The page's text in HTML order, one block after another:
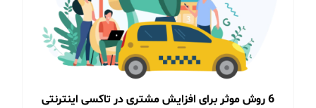
6 روش موثر برای افزایش مشتری در تاکسی اینترنتی